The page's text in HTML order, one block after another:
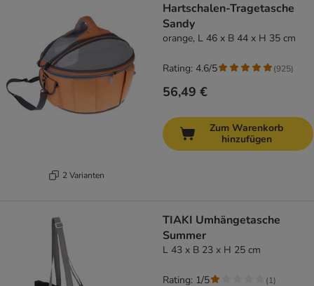
2 Varianten
Hartschalen-Tragetasche
Sandy
orange, L 46 x B 44 x H 35 cm
56,49 €
Rating: 4.6/5 (925)
Zum Warenkorb
hinzufügen
TIAKI Umhängetasche
Summer
L 43 x B 23 x H 25 cm
Rating: 1/5 (1)